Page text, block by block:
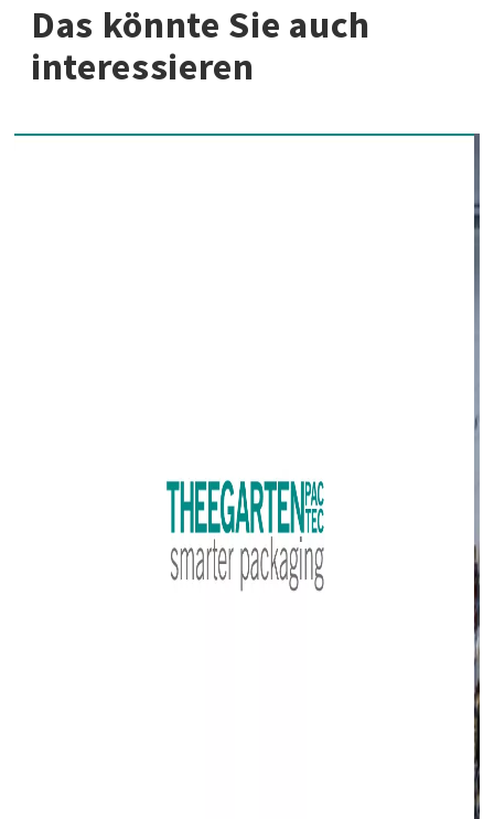
Das könnte Sie auch
interessieren